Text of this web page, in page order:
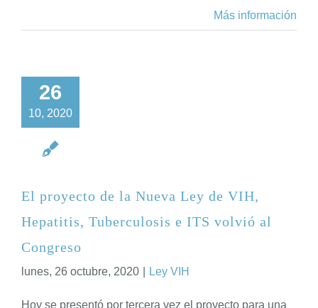
Más información
26
10, 2020
El proyecto de la Nueva Ley de VIH,
Hepatitis, Tuberculosis e ITS volvió al
Congreso
lunes, 26 octubre, 2020 Ley VIH
Hoy se presentó por tercera vez el proyecto para una